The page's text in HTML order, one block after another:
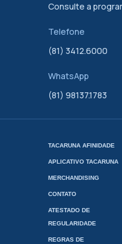
Consulte a
Telefone
(81) 3412.6000
WhatsApp
(81) 98137.1783
TACARUNA AFINIDADE
APLICATIVO TACARUNA
MERCHANDISING
CONTATO
ATESTADO DE
REGULARIDADE
REGRAS DE